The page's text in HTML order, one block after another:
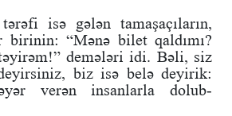
isə gələn tamaşaçıların,
birinin: “Mənə bilet qaldımı?
demələri idi. Bəli, siz
biz isə belə deyirik:
verən insanlarla dolub-